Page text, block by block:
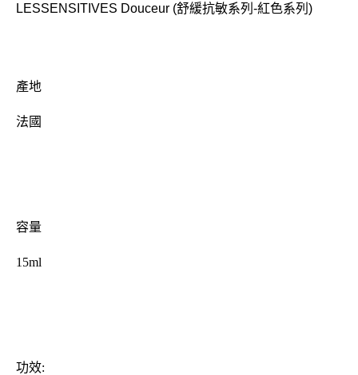
LESSENSITIVES Douceur (舒緩抗敏系列-紅色系列)
產地
法國
容量
15ml
功效: